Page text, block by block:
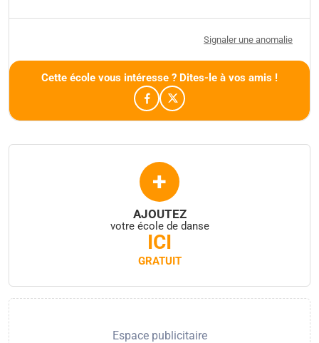
Signaler une anomalie
Cette école vous intéresse ? Dites-le à vos amis !
+
AJOUTEZ
votre école de danse
ICI
GRATUIT
Espace publicitaire